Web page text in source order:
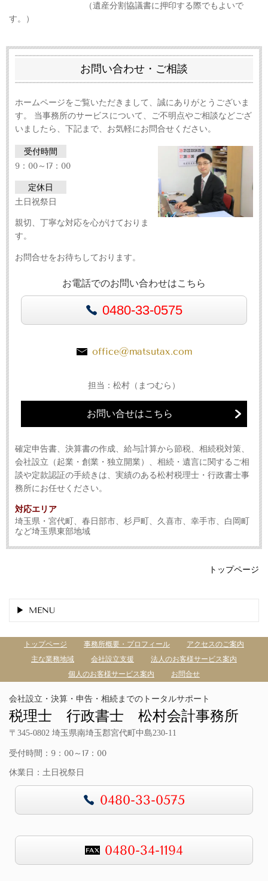
（遺産分割協議書に押印する際でもよいで
す。）
お問い合わせ・ご相談
ホームページをご覧いただきまして、誠にありがとうございま
す。 当事務所のサービスについて、ご不明点やご相談などござ
いましたら、下記まで、お気軽にお問合せください。
受付時間
9：00～17：00
定休日
土日祝祭日
親切、丁寧な対応を心がけておりま
す。
お問合せをお待ちしております。
お電話でのお問い合わせはこちら
0480-33-0575
office@matsutax.com
担当：松村（まつむら）
お問い合せはこちら
確定申告書、決算書の作成、給与計算から節税、相続税対策、
会社設立（起業・創業・独立開業）、相続・遺言に関するご相
談や定款認証の手続きは、実績のある松村税理士・行政書士事
務所にお任せください。
対応エリア
埼玉県・宮代町、春日部市、杉戸町、久喜市、幸手市、白岡町
など埼玉県東部地域
トップページ
MENU
トップページ 事務所概要・プロフィール
アクセスのご案内
主な業務地域
会社設立支援
法人のお客様サービス案内
個人のお客様サービス案内
お問合せ
会社設立・決算・申告・相続までのトータルサポート
税理士 行政書士 松村会計事務所
〒345-0802 埼玉県南埼玉郡宮代町中島230-11
受付時間：9：00～17：00
休業日：土日祝祭日
0480-33-0575
0480-34-1194